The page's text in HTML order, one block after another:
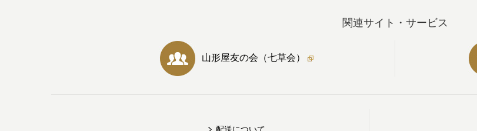
関連サイト・サービス
山形屋友の会 （七草会）